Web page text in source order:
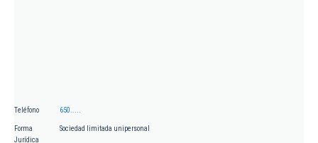
Teléfono 650.....
Forma
Jurídica
Sociedad limitada unipersonal